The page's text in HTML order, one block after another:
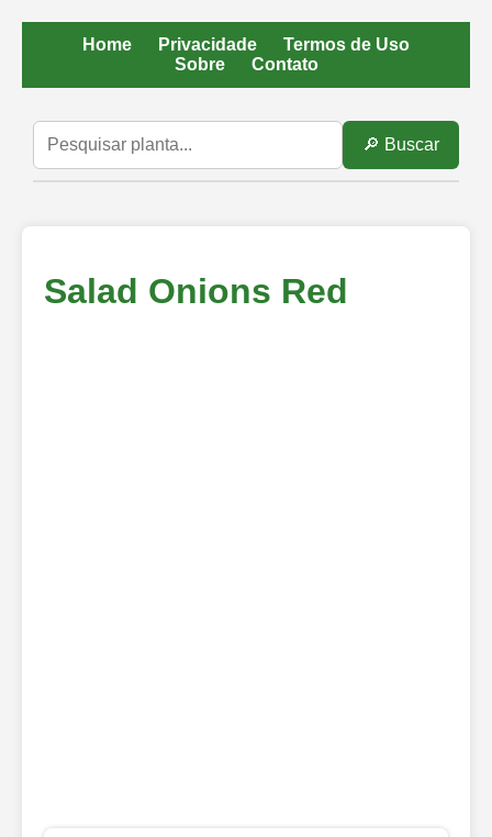
Home Privacidade
Termos de Uso
Sobre
Contato
🔎 Buscar
Salad Onions Red